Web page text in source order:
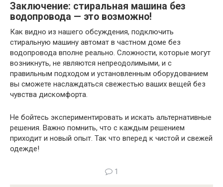
Заключение: стиральная машина без
водопровода — это возможно!
Как видно из нашего обсуждения, подключить
стиральную машину автомат в частном доме без
водопровода вполне реально. Сложности, которые могут
возникнуть, не являются непреодолимыми, и с
правильным подходом и установленным оборудованием
вы сможете наслаждаться свежестью ваших вещей без
чувства дискомфорта.
Не бойтесь экспериментировать и искать альтернативные
решения. Важно помнить, что с каждым решением
приходит и новый опыт. Так что вперед к чистой и свежей
одежде!
1